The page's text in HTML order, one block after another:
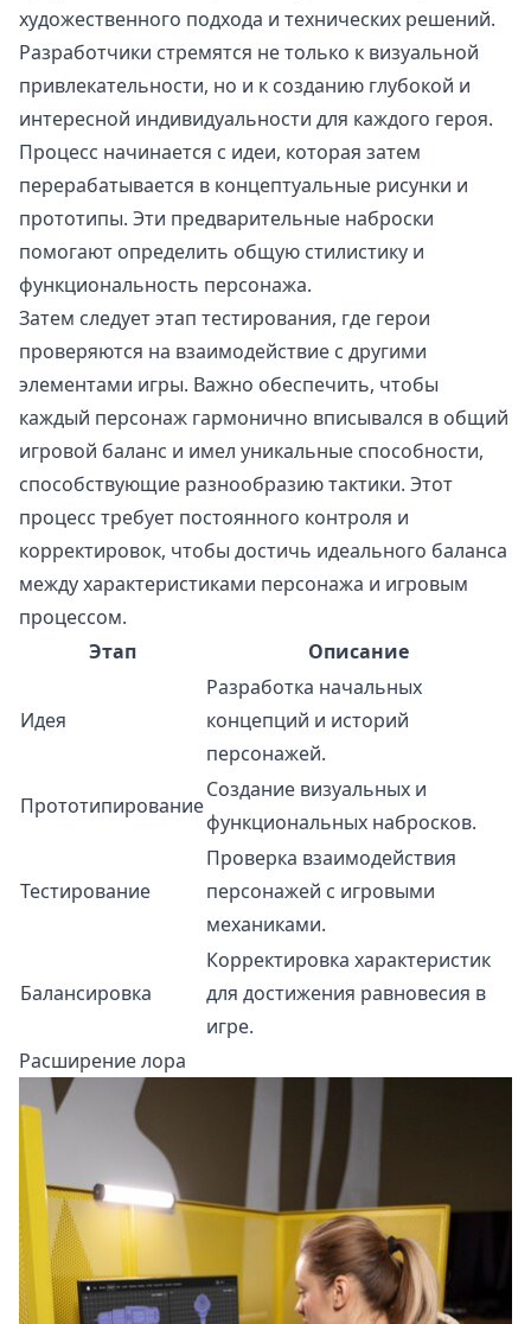
художественного подхода и технических решений.
Разработчики стремятся не только к визуальной
привлекательности, но и к созданию глубокой и
интересной индивидуальности для каждого героя.
Процесс начинается с идеи, которая затем
перерабатывается в концептуальные рисунки и
прототипы. Эти предварительные наброски
помогают определить общую стилистику и
функциональность персонажа.
Затем следует этап тестирования, где герои
проверяются на взаимодействие с другими
элементами игры. Важно обеспечить, чтобы
каждый персонаж гармонично вписывался в общий
игровой баланс и имел уникальные способности,
способствующие разнообразию тактики. Этот
процесс требует постоянного контроля и
корректировок, чтобы достичь идеального баланса
между характеристиками персонажа и игровым
процессом.
Этап
Описание
Идея
Разработка начальных
концепций и историй
персонажей.
Прототипирование
Создание визуальных и
функциональных набросков.
Тестирование
Проверка взаимодействия
персонажей с игровыми
механиками.
Балансировка
Корректировка характеристик
для достижения равновесия в
игре.
Расширение лора